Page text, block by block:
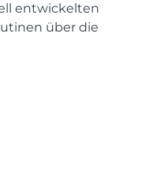
entwickelten
über die